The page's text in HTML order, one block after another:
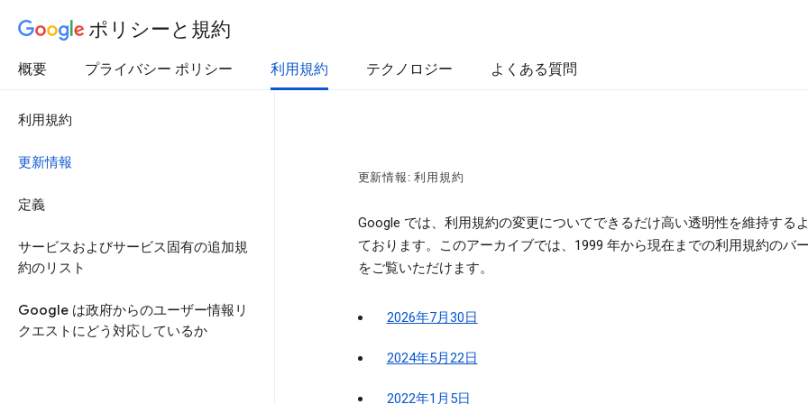
ポリシーと規約
概要 プライバシー ポリシー 利用規約 テクノロジー よくある質問
利用規約
更新情報
定義
サービスおよびサービス固有の追加規
約のリスト
Google は政府からのユーザー情報リ
クエストにどう対応しているか
更新情報: 利用規約
Google では、利用規約の変更についてできるだけ高い透明性を維持する
ております。このアーカイブでは、1999 年から現在までの利用規約のバ
をご覧いただけます。
2026年7月30日
2024年5月22日
2022年1月5日